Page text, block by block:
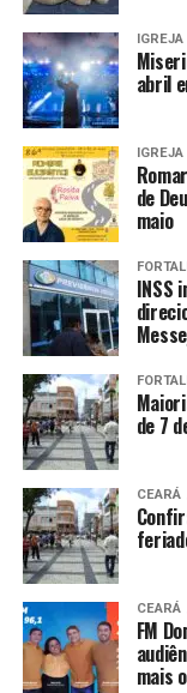
IGREJA
abril
IGREJA
de
maio
INSS
de 7
CEARÁ
CEARÁ
FM
mais